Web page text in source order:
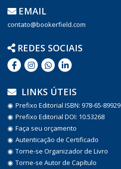
EMAIL
contato@bookerfield.com
REDES SOCIAIS
LINKS ÚTEIS
Prefixo Editorial ISBN: 978-65-89929
Prefixo Editorial DOI: 10.53268
Faça seu orçamento
Autenticação de Certificado
Torne-se Organizador de Livro
Torne-se Autor de Capítulo